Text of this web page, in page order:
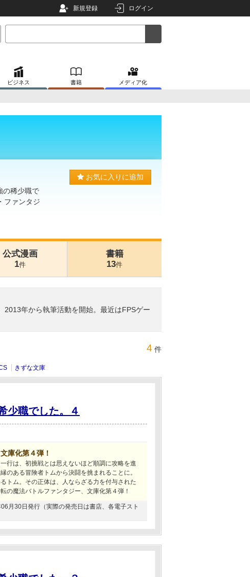
新規登録 ログイン
ビジネス 書籍 メディア化
の稀少職で
ファンタジ
お気に入りに追加
公式漫画
1件
書籍
13件
年から執筆活動を開始。最近はFPSゲー
4 件
きずな文庫
少職でした。４
庫化第４弾！
行は、初挑戦とは思えないほど順調に攻略を進
のある冒険者トムから決闘を挑まれることに。
トム。その正体は、人ならざる力を付与された
魔法バトルファンタジー、文庫化第４弾！
月30日発行（実際の発売日は書店、各電子スト